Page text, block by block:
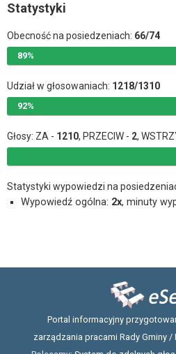
Statystyki
Obecność na posiedzeniach: 66/74
89%
Udział w głosowaniach: 1218/1310
92%
Głosy: ZA - 1210, PRZECIW - 2,
Statystyki wypowiedzi na
Wypowiedź ogólna: 2x, minuty
Portal informacyjny
zarządzania pracami Rady Gminy /